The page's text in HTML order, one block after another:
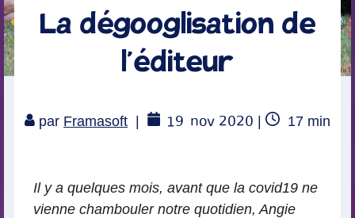
La dégooglisation de
l’éditeur
par Framasoft 19 nov 2020
Temps
17min
Il y a quelques mois, avant que la covid19 ne
vienne chambouler notre quotidien, Angie